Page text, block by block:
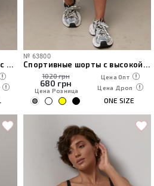
Льняные свободные шорты с декоративными пуговицами
№ 63800
Спортивные шорты с высокой посадкой
1020 грн
680 грн
Цена Розница
Цена Опт
Цена Дроп
ONE SIZE